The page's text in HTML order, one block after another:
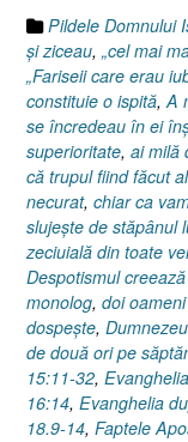
a
Pildele Domnului
şi ziceau, „cel mai
„Fariseii care erau
constituie o ispită,A
se încredeau în ei
superioritate, ai milă
că trupul fiind făcut
necurat, chiar ca
slujeşte de stăpânul
zeciuială din toate
Despotismul
monolog, doi
dospeşte,
de două ori pe
15:11-32,
16:14, Evanghelia
18.9-14, Faptele